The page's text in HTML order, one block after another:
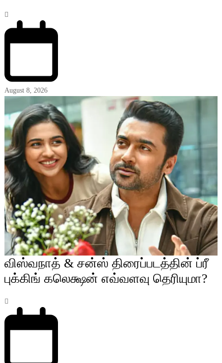
August 8, 2026
விஸ்வநாத் & சன்ஸ் திரைப்படத்தின் ப்ரீ
புக்கிங் கலெக்ஷன் எவ்வளவு தெரியுமா?